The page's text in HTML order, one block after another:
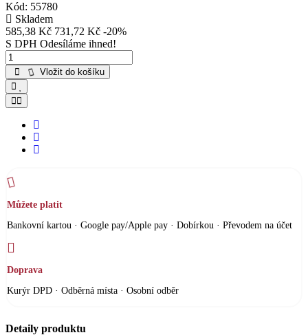
Kód: 55780
Skladem
585,38 Kč 731,72 Kč -20%
S DPH Odesíláme ihned!
Vložit do košíku
Můžete platit
Bankovní kartou · Google pay/Apple pay · Dobírkou · Převodem na účet
Doprava
Kurýr DPD · Odběrná místa · Osobní odběr
Detaily produktu